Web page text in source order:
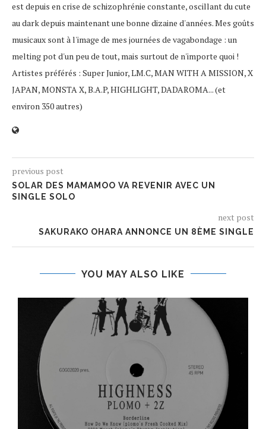
est depuis en crise de schizophrénie constante, oscillant du cute
au dark depuis maintenant une bonne dizaine d'années. Mes goûts
musicaux sont à l'image de mes journées de vagabondage : un
melting pot d'un peu de tout, mais surtout de n'importe quoi !
Artistes préférés : Super Junior, LM.C, MAN WITH A MISSION, X
JAPAN, MONSTA X, B.A.P, HIGHLIGHT, DADAROMA... (et
environ 350 autres)
previous post
SOLAR DES MAMAMOO VA REVENIR AVEC UN
SINGLE SOLO
next post
SAKURAKO OHARA ANNONCE UN 8ÈME SINGLE
YOU MAY ALSO LIKE